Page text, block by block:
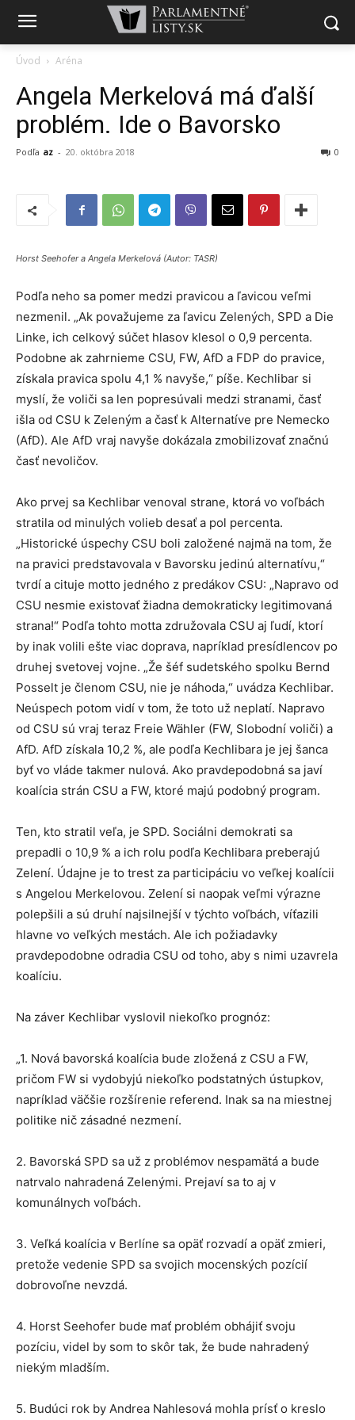
Úvod Aréna
Angela Merkelová má ďalší
problém. Ide o Bavorsko
Podľa az - 20. októbra 2018 0
Horst Seehofer a Angela Merkelová (Autor: TASR)
Podľa neho sa pomer medzi pravicou a ľavicou veľmi
nezmenil. „Ak považujeme za ľavicu Zelených, SPD a Die
Linke, ich celkový súčet hlasov klesol o 0,9 percenta.
Podobne ak zahrnieme CSU, FW, AfD a FDP do pravice,
získala pravica spolu 4,1 % navyše,“ píše. Kechlibar si
myslí, že voliči sa len popresúvali medzi stranami, časť
išla od CSU k Zeleným a časť k Alternatíve pre Nemecko
(AfD). Ale AfD vraj navyše dokázala zmobilizovať značnú
časť nevoličov.
Ako prvej sa Kechlibar venoval strane, ktorá vo voľbách
stratila od minulých volieb desať a pol percenta.
„Historické úspechy CSU boli založené najmä na tom, že
na pravici predstavovala v Bavorsku jedinú alternatívu,“
tvrdí a cituje motto jedného z predákov CSU: „Napravo od
CSU nesmie existovať žiadna demokraticky legitimovaná
strana!“ Podľa tohto motta združovala CSU aj ľudí, ktorí
by inak volili ešte viac doprava, napríklad presídlencov po
druhej svetovej vojne. „Že šéf sudetského spolku Bernd
Posselt je členom CSU, nie je náhoda,“ uvádza Kechlibar.
Neúspech potom vidí v tom, že toto už neplatí. Napravo
od CSU sú vraj teraz Freie Wähler (FW, Slobodní voliči) a
AfD. AfD získala 10,2 %, ale podľa Kechlibara je jej šanca
byť vo vláde takmer nulová. Ako pravdepodobná sa javí
koalícia strán CSU a FW, ktoré majú podobný program.
Ten, kto stratil veľa, je SPD. Sociálni demokrati sa
prepadli o 10,9 % a ich rolu podľa Kechlibara preberajú
Zelení. Údajne je to trest za participáciu vo veľkej koalícii
s Angelou Merkelovou. Zelení si naopak veľmi výrazne
polepšili a sú druhí najsilnejší v týchto voľbách, víťazili
hlavne vo veľkých mestách. Ale ich požiadavky
pravdepodobne odradia CSU od toho, aby s nimi uzavrela
koalíciu.
Na záver Kechlibar vyslovil niekoľko prognóz:
„1. Nová bavorská koalícia bude zložená z CSU a FW,
pričom FW si vydobyjú niekoľko podstatných ústupkov,
napríklad väčšie rozšírenie referend. Inak sa na miestnej
politike nič zásadné nezmení.
2. Bavorská SPD sa už z problémov nespamätá a bude
natrvalo nahradená Zelenými. Prejaví sa to aj v
komunálnych voľbách.
3. Veľká koalícia v Berlíne sa opäť rozvadí a opäť zmieri,
pretože vedenie SPD sa svojich mocenských pozícií
dobrovoľne nevzdá.
4. Horst Seehofer bude mať problém obhájiť svoju
pozíciu, videl by som to skôr tak, že bude nahradený
niekým mladším.
5. Budúci rok by Andrea Nahlesová mohla prísť o kreslo